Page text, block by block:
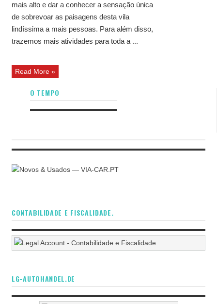
mais alto e dar a conhecer a sensação única
de sobrevoar as paisagens desta vila
lindíssima a mais pessoas. Para além disso,
trazemos mais atividades para toda a ...
Read More »
O TEMPO
CONTABILIDADE E FISCALIDADE.
LG-AUTOHANDEL.DE